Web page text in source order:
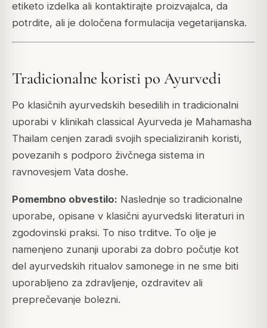
etiketo izdelka ali kontaktirajte proizvajalca, da
potrdite, ali je določena formulacija vegetarijanska.
Tradicionalne koristi po Ayurvedi
Po klasičnih ayurvedskih besedilih in tradicionalni
uporabi v klinikah classical Ayurveda je Mahamasha
Thailam cenjen zaradi svojih specializiranih koristi,
povezanih s podporo živčnega sistema in
ravnovesjem Vata doshe.
Pomembno obvestilo: Naslednje so tradicionalne
uporabe, opisane v klasični ayurvedski literaturi in
zgodovinski praksi. To niso trditve. To olje je
namenjeno zunanji uporabi za dobro počutje kot
del ayurvedskih ritualov samonege in ne sme biti
uporabljeno za zdravljenje, ozdravitev ali
preprečevanje bolezni.